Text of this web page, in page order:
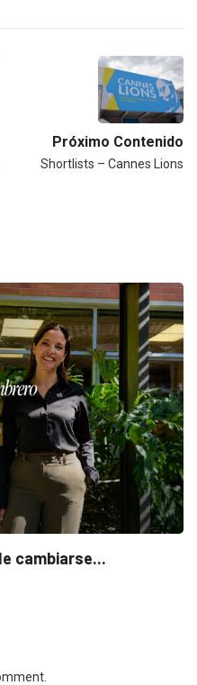
Próximo Contenido
Shortlists – Cannes Lions
LIONS 2026
en el jurado de